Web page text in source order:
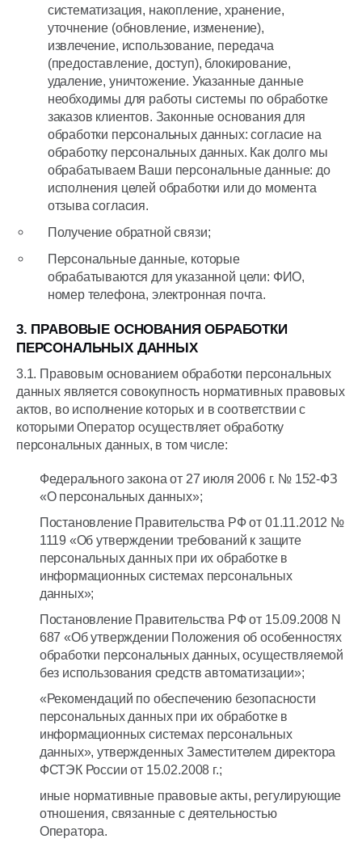
систематизация, накопление, хранение,
уточнение (обновление, изменение),
извлечение, использование, передача
(предоставление, доступ), блокирование,
удаление, уничтожение. Указанные данные
необходимы для работы системы по обработке
заказов клиентов. Законные основания для
обработки персональных данных: согласие на
обработку персональных данных. Как долго мы
обрабатываем Ваши персональные данные: до
исполнения целей обработки или до момента
отзыва согласия.
Получение обратной связи;
Персональные данные, которые
обрабатываются для указанной цели: ФИО,
номер телефона, электронная почта.
3. ПРАВОВЫЕ ОСНОВАНИЯ ОБРАБОТКИ
ПЕРСОНАЛЬНЫХ ДАННЫХ
3.1. Правовым основанием обработки персональных
данных является совокупность нормативных правовых
актов, во исполнение которых и в соответствии с
которыми Оператор осуществляет обработку
персональных данных, в том числе:
Федерального закона от 27 июля 2006 г. № 152-ФЗ
«О персональных данных»;
Постановление Правительства РФ от 01.11.2012 №
1119 «Об утверждении требований к защите
персональных данных при их обработке в
информационных системах персональных
данных»;
Постановление Правительства РФ от 15.09.2008 N
687 «Об утверждении Положения об особенностях
обработки персональных данных, осуществляемой
без использования средств автоматизации»;
«Рекомендаций по обеспечению безопасности
персональных данных при их обработке в
информационных системах персональных
данных», утвержденных Заместителем директора
ФСТЭК России от 15.02.2008 г.;
иные нормативные правовые акты, регулирующие
отношения, связанные с деятельностью
Оператора.